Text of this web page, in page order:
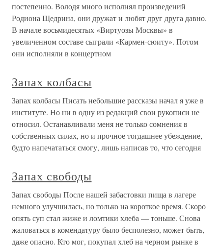
постепенно. Володя много исполнял произведений
Родиона Щедрина, они дружат и любят друг друга давно.
В начале восьмидесятых «Виртуозы Москвы» в
увеличенном составе сыграли «Кармен-сюиту». Потом
они исполняли в концертном
Запах колбасы
Запах колбасы Писать небольшие рассказы начал я уже в
институте. Но ни в одну из редакций свои рукописи не
относил. Останавливали меня не только сомнения в
собственных силах, но и прочное тогдашнее убеждение,
будто напечататься смогу, лишь написав то, что сегодня
Запах свободы
Запах свободы После нашей забастовки пища в лагере
немного улучшилась, но только на короткое время. Скоро
опять суп стал жиже и ломтики хлеба — тоньше. Снова
жаловаться в комендатуру было бесполезно, может быть,
даже опасно. Кто мог, покупал хлеб на черном рынке в